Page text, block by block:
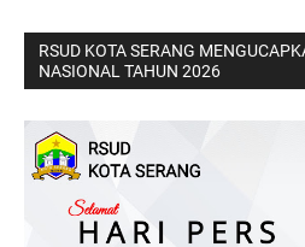
RSUD KOTA SERANG
NASIONAL TAHUN 2026